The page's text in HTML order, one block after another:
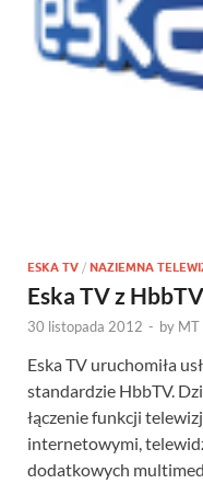
ESKA TV / NAZIEMNA
Eska TV z HbbTV
30 listopada 2012 - by MT
Eska TV uruchomiła
standardzie HbbTV.
łączenie funkcji
internetowymi,
dodatkowych